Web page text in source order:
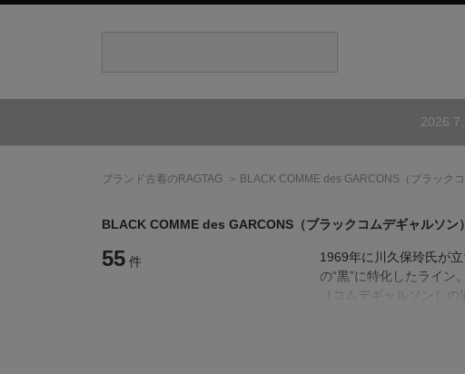
ブランド古着のRAGTAG BLACK COMME des GARCONS （ブラック
BLACK COMME des GARCONS （ブラックコムデギャルソン）
55 件
1969年に川久保玲氏が
の“黒”に特化したライン。
［コムデギャルソン］